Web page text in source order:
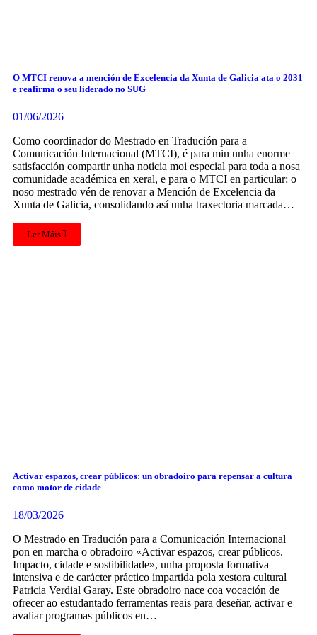
O MTCI renova a mención de Excelencia da Xunta de Galicia ata o 2031
e reafirma o seu liderado no SUG
01/06/2026
Como coordinador do Mestrado en Tradución para a
Comunicación Internacional (MTCI), é para min unha enorme
satisfacción compartir unha noticia moi especial para toda a nosa
comunidade académica en xeral, e para o MTCI en particular: o
noso mestrado vén de renovar a Mención de Excelencia da
Xunta de Galicia, consolidando así unha traxectoria marcada…
Ler Máis
Activar espazos, crear públicos: un obradoiro para repensar a cultura
como motor de cidade
18/03/2026
O Mestrado en Tradución para a Comunicación Internacional
pon en marcha o obradoiro «Activar espazos, crear públicos.
Impacto, cidade e sostibilidade», unha proposta formativa
intensiva e de carácter práctico impartida pola xestora cultural
Patricia Verdial Garay. Este obradoiro nace coa vocación de
ofrecer ao estudantado ferramentas reais para deseñar, activar e
avaliar programas públicos en…